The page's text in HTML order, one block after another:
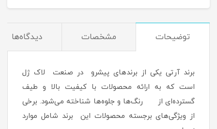
توضیحات مشخصات دیدگاه‌ها
برند آرتی یکی از برندهای پیشرو در صنعت لاک ژل
است که به ارائه محصولات با کیفیت بالا و طیف
گسترده‌ای از رنگ‌ها و جلوه‌ها شناخته می‌شود. برخی
از ویژگی‌های برجسته محصولات این برند شامل موارد